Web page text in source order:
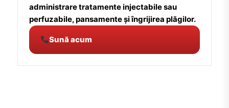
administrare tratamente injectabile sau
perfuzabile, pansamente și îngrijirea plăgilor.
Sună acum